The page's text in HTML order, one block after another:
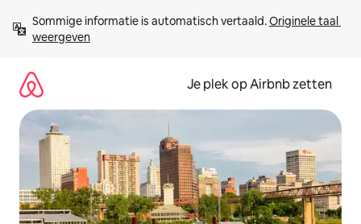
direct
naar
Sommige informatie is automatisch vertaald. Originele taal
weergeven
Je plek op Airbnb zetten